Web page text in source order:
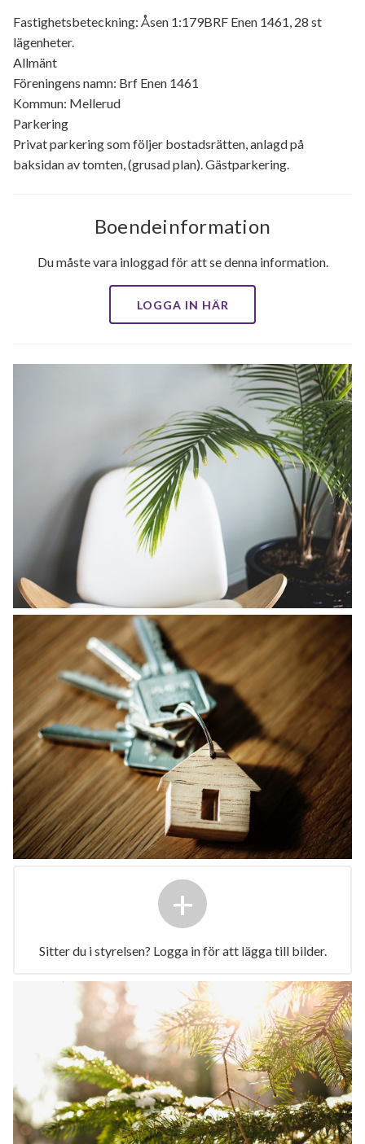
Fastighetsbeteckning: Åsen 1:179BRF Enen 1461, 28 st
lägenheter.
Allmänt
Föreningens namn: Brf Enen 1461
Kommun: Mellerud
Parkering
Privat parkering som följer bostadsrätten, anlagd på
baksidan av tomten, (grusad plan). Gästparkering.
Boendeinformation
Du måste vara inloggad för att se denna information.
LOGGA IN HÄR
+
Sitter du i styrelsen? Logga in för att lägga till bilder.